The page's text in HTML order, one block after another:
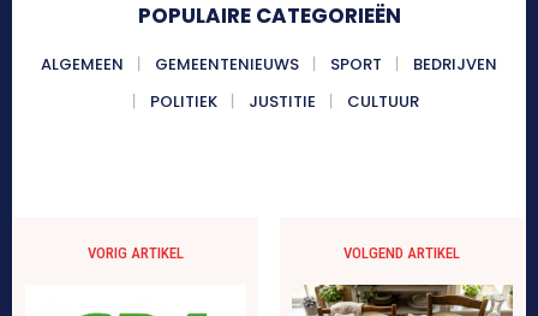
POPULAIRE CATEGORIEËN
ALGEMEEN GEMEENTENIEUWS SPORT
BEDRIJVEN
POLITIEK
JUSTITIE CULTUUR
VORIG ARTIKEL VOLGEND ARTIKEL